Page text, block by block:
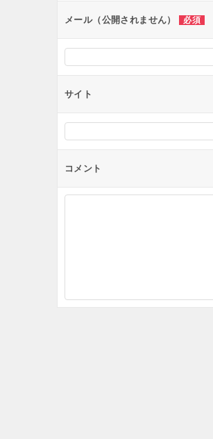
ン
メール（公開されません） 必須
サイト
コメント